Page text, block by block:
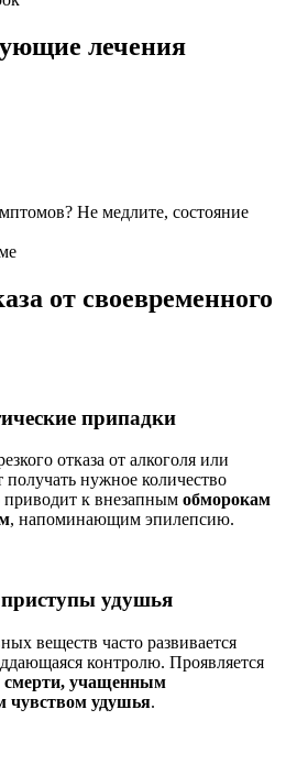
лечения
Не медлите, состояние
от своевременного
припадки
отказа от алкоголя или
получать нужное количество
к внезапным обморокам
, напоминающим эпилепсию.
удушья
веществ часто развивается
контролю. Проявляется
смерти, учащенным
удушья.